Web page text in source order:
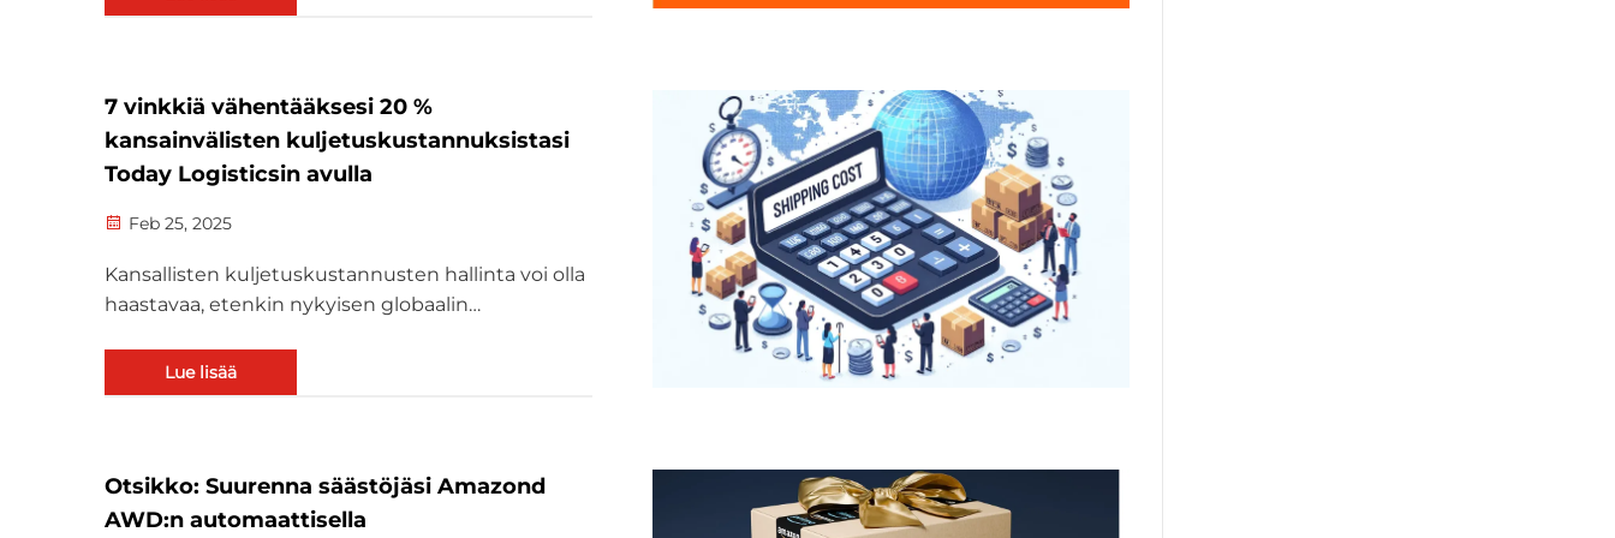
pk-yrityksiä ja rajatylittäviä myyjiä...
7 vinkkiä vähentääksesi 20 %
kansainvälisten kuljetuskustannuksistasi
Today Logisticsin avulla
Feb 25, 2025
Kansallisten kuljetuskustannusten hallinta voi olla
haastavaa, etenkin nykyisen globaalin
Riippumatta siitä, käytätkö ilmakuljetuksia,
merikuljetuksia tai rautatiepalveluita, korkeat
Lue lisää
Otsikko: Suurenna säästöjäsi Amazond
AWD:n automaattisella